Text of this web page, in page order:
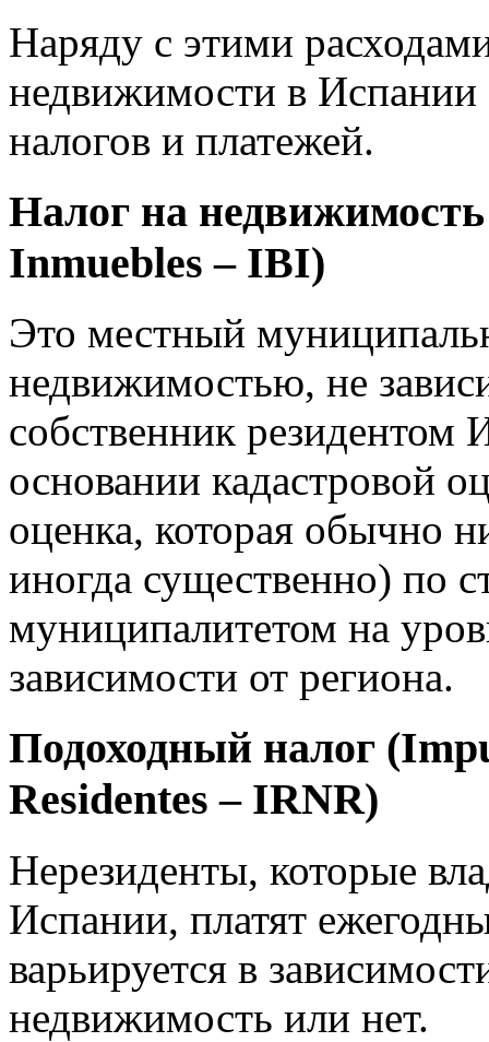
Наряду с этими
недвижимости в Испании
налогов и платежей.
Налог на
Inmuebles – IBI)
Это местный
недвижимостью, не
собственник резидентом
основании кадастровой
оценка, которая обычно
иногда существенно) по
муниципалитетом на
зависимости от региона.
Подоходный налог
Residentes – IRNR)
Нерезиденты, которые
Испании, платят
варьируется в
недвижимость или нет.